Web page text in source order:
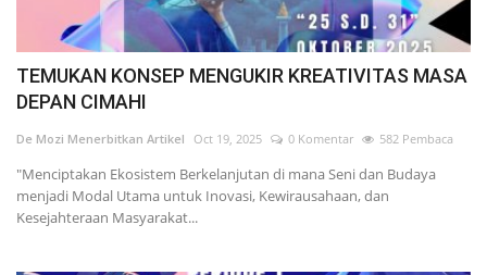
Gallery Shop
Kontak
TEMUKAN KONSEP MENGUKIR KREATIVITAS MASA
DEPAN CIMAHI
De Mozi Menerbitkan Artikel Oct 19, 2025 0 Komentar 582 Pembaca
"Menciptakan Ekosistem Berkelanjutan di mana Seni dan Budaya
menjadi Modal Utama untuk Inovasi, Kewirausahaan, dan
Kesejahteraan Masyarakat...